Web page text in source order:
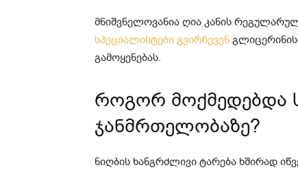
მნიშვნელოვანია ღია კანის
სპეციალისტები გვირჩევენ
გამოყენებას.
როგორ მოქმედებდა
ჯანმრთელობაზე?
ნიღბის ხანგრძლივი ტარება ხშირად